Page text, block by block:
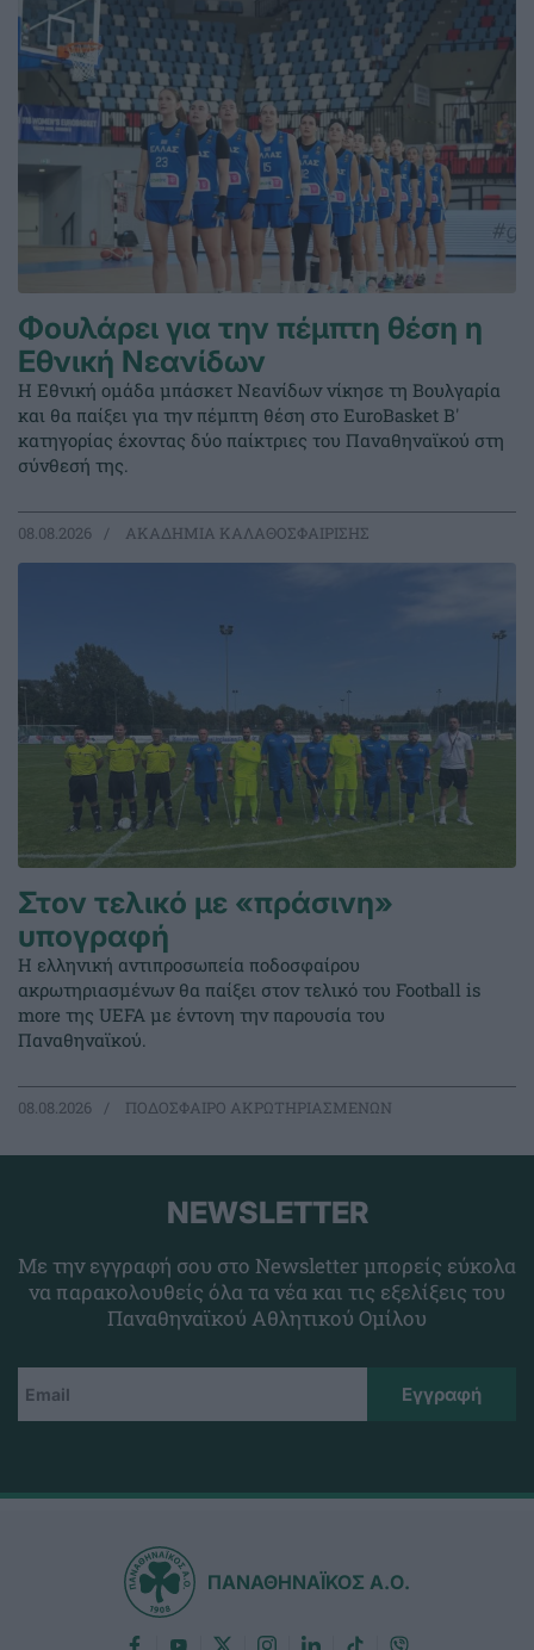
Φουλάρει για την πέμπτη θέση η
Εθνική Νεανίδων
Η Εθνική ομάδα μπάσκετ Νεανίδων νίκησε τη Βουλγαρία
και θα παίξει για την πέμπτη θέση στο EuroBasket Β'
κατηγορίας έχοντας δύο παίκτριες του Παναθηναϊκού στη
σύνθεσή της.
08.08.2026 ΑΚΑΔΗΜΙΑ ΚΑΛΑΘΟΣΦΑΙΡΙΣΗΣ
Στον τελικό με «πράσινη»
υπογραφή
Η ελληνική αντιπροσωπεία ποδοσφαίρου
ακρωτηριασμένων θα παίξει στον τελικό του Football is
more της UEFA με έντονη την παρουσία του
Παναθηναϊκού.
08.08.2026 ΠΟΔΟΣΦΑΙΡΟ ΑΚΡΩΤΗΡΙΑΣΜΕΝΩΝ
NEWSLETTER
Με την εγγραφή σου στο Newsletter μπορείς εύκολα
να παρακολουθείς όλα τα νέα και τις εξελίξεις του
Παναθηναϊκού Αθλητικού Ομίλου
ΠΑΝΑΘΗΝΑΪΚΟΣ Α.Ο.